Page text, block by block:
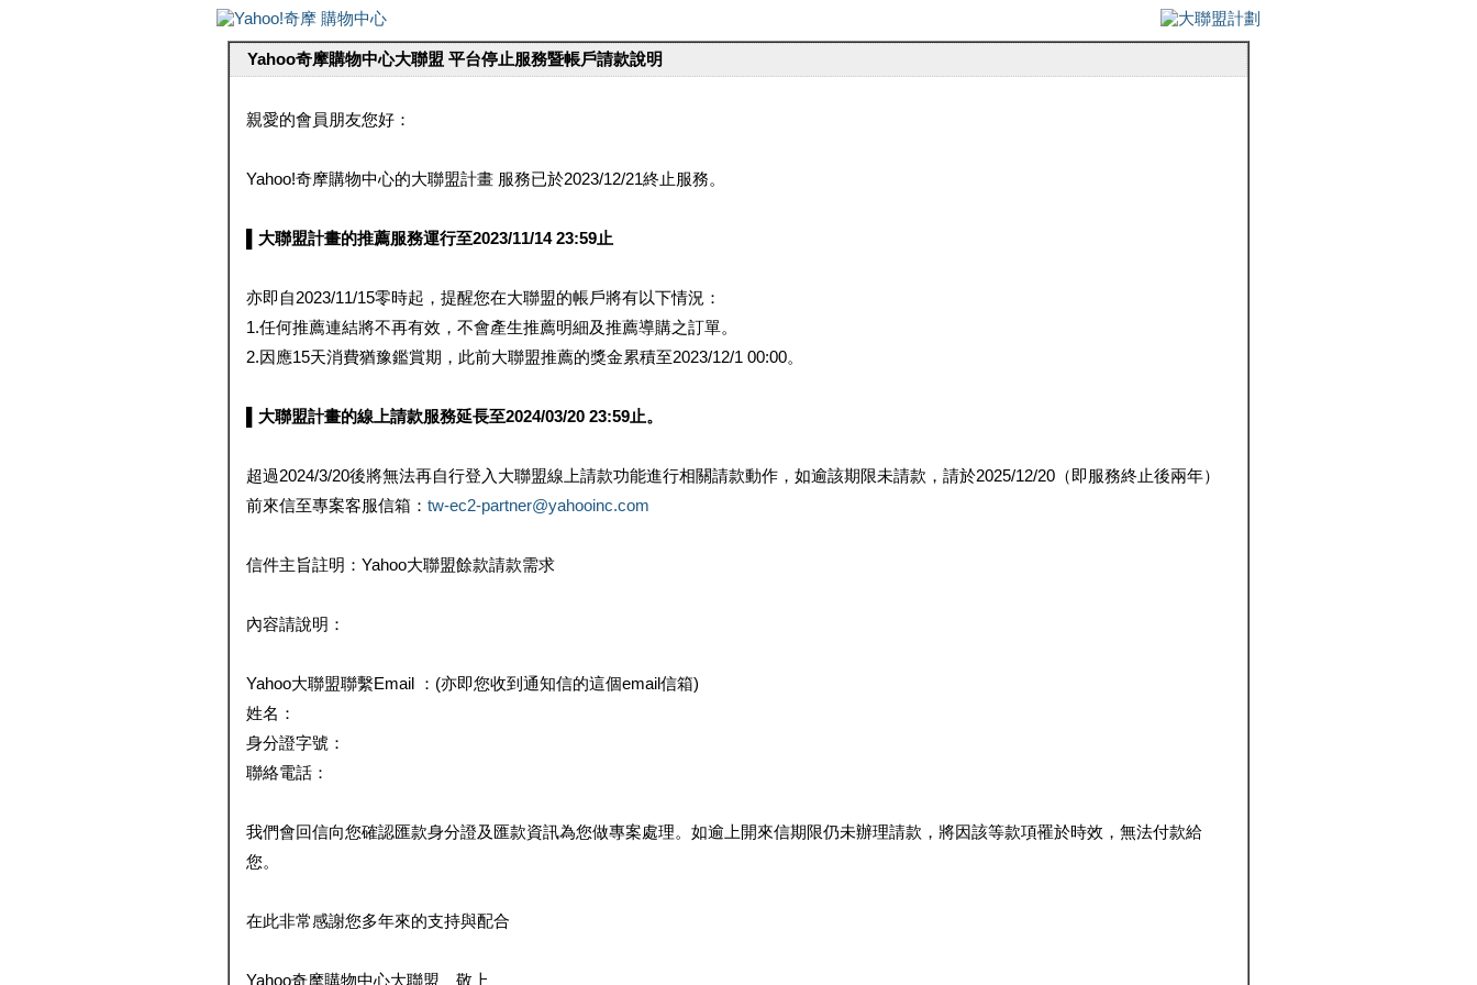
Yahoo奇摩購物中心大聯盟 平台停止服務暨帳戶請款說明
親愛的會員朋友您好：
Yahoo!奇摩購物中心的大聯盟計畫 服務已於2023/12/21終止服務。
▌大聯盟計畫的推薦服務運行至2023/11/14 23:59止
亦即自2023/11/15零時起，提醒您在大聯盟的帳戶將有以下情況：
1.任何推薦連結將不再有效，不會產生推薦明細及推薦導購之訂單。
2.因應15天消費猶豫鑑賞期，此前大聯盟推薦的獎金累積至2023/12/1 00:00。
▌大聯盟計畫的線上請款服務延長至2024/03/20 23:59止。
超過2024/3/20後將無法再自行登入大聯盟線上請款功能進行相關請款動作，如逾該期限未請款，請於2025/12/20（即服務終止後兩年）
前來信至專案客服信箱： tw-ec2-partner@yahooinc.com
信件主旨註明：Yahoo大聯盟餘款請款需求
內容請說明：
Yahoo大聯盟聯繫Email ：(亦即您收到通知信的這個email信箱)
姓名：
身分證字號：
聯絡電話：
我們會回信向您確認匯款身分證及匯款資訊為您做專案處理。如逾上開來信期限仍未辦理請款，將因該等款項罹於時效，無法付款給
您。
在此非常感謝您多年來的支持與配合
Yahoo奇摩購物中心大聯盟 敬上